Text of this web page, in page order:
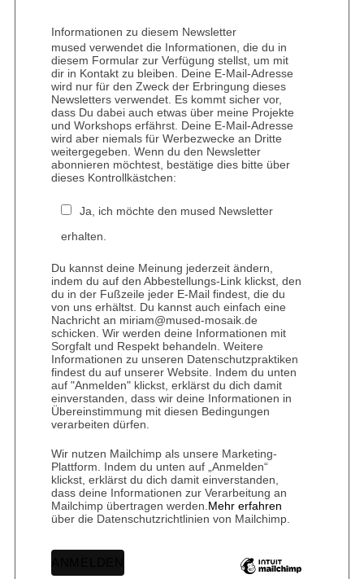
Informationen zu diesem Newsletter
mused verwendet die Informationen, die du in
diesem Formular zur Verfügung stellst, um mit
dir in Kontakt zu bleiben. Deine E-Mail-Adresse
wird nur für den Zweck der Erbringung dieses
Newsletters verwendet. Es kommt sicher vor,
dass Du dabei auch etwas über meine Projekte
und Workshops erfährst. Deine E-Mail-Adresse
wird aber niemals für Werbezwecke an Dritte
weitergegeben. Wenn du den Newsletter
abonnieren möchtest, bestätige dies bitte über
dieses Kontrollkästchen:
Ja, ich möchte den mused Newsletter
erhalten.
Du kannst deine Meinung jederzeit ändern,
indem du auf den Abbestellungs-Link klickst, den
du in der Fußzeile jeder E-Mail findest, die du
von uns erhältst. Du kannst auch einfach eine
Nachricht an miriam@mused-mosaik.de
schicken. Wir werden deine Informationen mit
Sorgfalt und Respekt behandeln. Weitere
Informationen zu unseren Datenschutzpraktiken
findest du auf unserer Website. Indem du unten
auf "Anmelden" klickst, erklärst du dich damit
einverstanden, dass wir deine Informationen in
Übereinstimmung mit diesen Bedingungen
verarbeiten dürfen.
Wir nutzen Mailchimp als unsere Marketing-
Plattform. Indem du unten auf „Anmelden“
klickst, erklärst du dich damit einverstanden,
dass deine Informationen zur Verarbeitung an
Mailchimp übertragen werden.Mehr erfahren
über die Datenschutzrichtlinien von Mailchimp.